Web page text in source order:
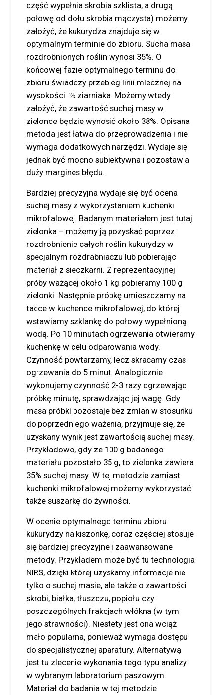
część wypełnia skrobia szklista, a drugą
połowę od dołu skrobia mączysta) możemy
założyć, że kukurydza znajduje się w
optymalnym terminie do zbioru. Sucha masa
rozdrobnionych roślin wynosi 35%. O
końcowej fazie optymalnego terminu do
zbioru świadczy przebieg linii mlecznej na
wysokości ⅔ ziarniaka. Możemy wtedy
założyć, że zawartość suchej masy w
zielonce będzie wynosić około 38%. Opisana
metoda jest łatwa do przeprowadzenia i nie
wymaga dodatkowych narzędzi. Wydaje się
jednak być mocno subiektywna i pozostawia
duży margines błędu.
Bardziej precyzyjna wydaje się być ocena
suchej masy z wykorzystaniem kuchenki
mikrofalowej. Badanym materiałem jest tutaj
zielonka – możemy ją pozyskać poprzez
rozdrobnienie całych roślin kukurydzy w
specjalnym rozdrabniaczu lub pobierając
materiał z sieczkarni. Z reprezentacyjnej
próby ważącej około 1 kg pobieramy 100 g
zielonki. Następnie próbkę umieszczamy na
tacce w kuchence mikrofalowej, do której
wstawiamy szklankę do połowy wypełnioną
wodą. Po 10 minutach ogrzewania otwieramy
kuchenkę w celu odparowania wody.
Czynność powtarzamy, lecz skracamy czas
ogrzewania do 5 minut. Analogicznie
wykonujemy czynność 2-3 razy ogrzewając
próbkę minutę, sprawdzając jej wagę. Gdy
masa próbki pozostaje bez zmian w stosunku
do poprzedniego ważenia, przyjmuje się, że
uzyskany wynik jest zawartością suchej masy.
Przykładowo, gdy ze 100 g badanego
materiału pozostało 35 g, to zielonka zawiera
35% suchej masy. W tej metodzie zamiast
kuchenki mikrofalowej możemy wykorzystać
także suszarkę do żywności.
W ocenie optymalnego terminu zbioru
kukurydzy na kiszonkę, coraz częściej stosuje
się bardziej precyzyjne i zaawansowane
metody. Przykładem może być tu technologia
NIRS, dzięki której uzyskamy informacje nie
tylko o suchej masie, ale także o zawartości
skrobi, białka, tłuszczu, popiołu czy
poszczególnych frakcjach włókna (w tym
jego strawności). Niestety jest ona wciąż
mało popularna, ponieważ wymaga dostępu
do specjalistycznej aparatury. Alternatywą
jest tu zlecenie wykonania tego typu analizy
w wybranym laboratorium paszowym.
Materiał do badania w tej metodzie